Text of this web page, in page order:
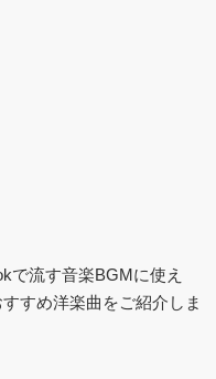
で流す音楽BGMに使え
すめ洋楽曲をご紹介しま